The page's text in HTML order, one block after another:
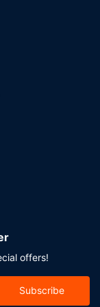
offers!
Subscribe